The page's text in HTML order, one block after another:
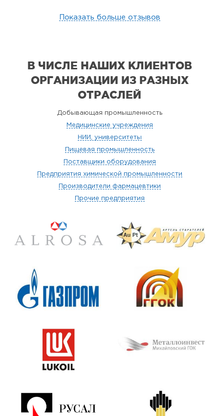
Показать больше отзывов
В ЧИСЛЕ НАШИХ КЛИЕНТОВ
ОРГАНИЗАЦИИ ИЗ РАЗНЫХ
ОТРАСЛЕЙ
Добывающая промышленность
Медицинские учреждения
НИИ, университеты
Пищевая промышленность
Поставщики оборудования
Предприятия химической промышленности
Производители фармацевтики
Прочие предприятия